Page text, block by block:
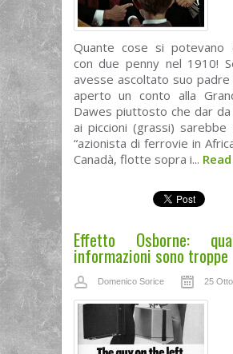
Quante cose si potevano
con due penny nel 1910!
avesse ascoltato suo
aperto un conto alla
Dawes piuttosto che dar da
ai piccioni (grassi) sarebbe
“azionista di ferrovie in
Canadà, flotte sopra i...
Effetto Osborne:
informazioni sono troppe
Domenico Sorice 25